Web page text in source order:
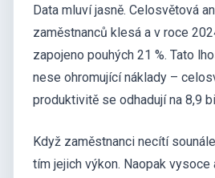
Data mluví jasně. Celosvětová
zaměstnanců klesá a v roce
zapojeno pouhých 21 %. Tato
nese ohromující náklady –
produktivitě se odhadují na 8,9
Když zaměstnanci necítí
tím jejich výkon. Naopak vysoce